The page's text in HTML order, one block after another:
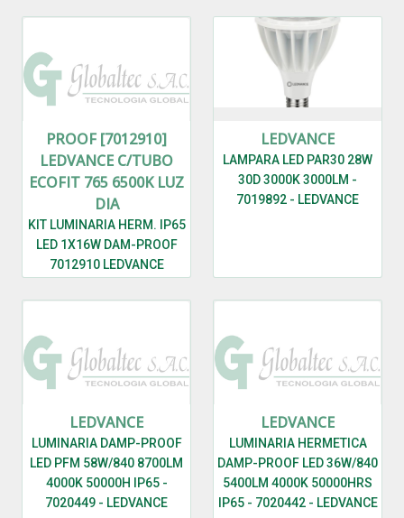
PROOF [7012910]
LEDVANCE C/TUBO
ECOFIT 765 6500K LUZ
DIA
KIT LUMINARIA HERM. IP65
LED 1X16W DAM-PROOF
7012910 LEDVANCE
LUZ DIA
LEDVANCE
LAMPARA LED PAR30 28W
30D 3000K 3000LM -
7019892 - LEDVANCE
LEDVANCE
LUMINARIA DAMP-PROOF
LED PFM 58W/840 8700LM
4000K 50000H IP65 -
7020449 - LEDVANCE
LEDVANCE
LUMINARIA HERMETICA
DAMP-PROOF LED 36W/840
5400LM 4000K 50000HRS
IP65 - 7020442 - LEDVANCE